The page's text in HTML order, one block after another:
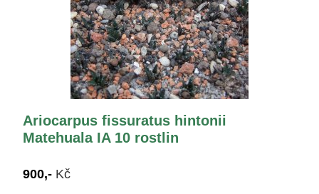
Ariocarpus fissuratus hintonii
Matehuala IA 10 rostlin
900,- Kč